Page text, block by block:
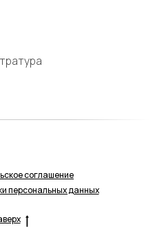
соглашение
персональных данных